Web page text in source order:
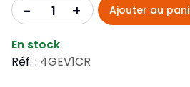
- + Ajouter au
En stock
Réf. : 4GEV1CR